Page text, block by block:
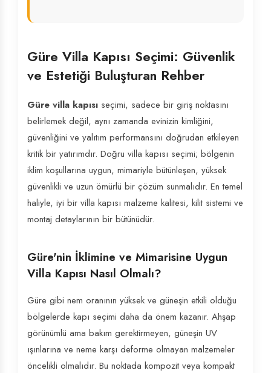
Güre Villa Kapısı Seçimi: Güvenlik
ve Estetiği Buluşturan Rehber
Güre villa kapısı seçimi, sadece bir giriş noktasını
belirlemek değil, aynı zamanda evinizin kimliğini,
güvenliğini ve yalıtım performansını doğrudan etkileyen
kritik bir yatırımdır. Doğru villa kapısı seçimi; bölgenin
iklim koşullarına uygun, mimariyle bütünleşen, yüksek
güvenlikli ve uzun ömürlü bir çözüm sunmalıdır. En temel
haliyle, iyi bir villa kapısı malzeme kalitesi, kilit sistemi ve
montaj detaylarının bir bütünüdür.
Güre'nin İklimine ve Mimarisine Uygun
Villa Kapısı Nasıl Olmalı?
Güre gibi nem oranının yüksek ve güneşin etkili olduğu
bölgelerde kapı seçimi daha da önem kazanır. Ahşap
görünümlü ama bakım gerektirmeyen, güneşin UV
ışınlarına ve neme karşı deforme olmayan malzemeler
öncelikli olmalıdır. Bu noktada kompozit veya kompakt